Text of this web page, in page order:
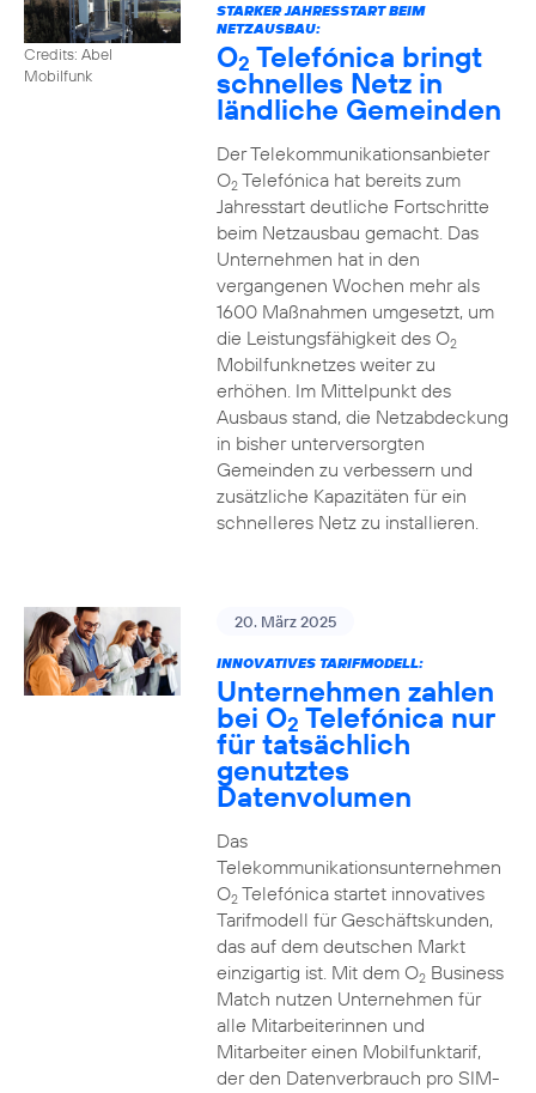
Credits: Abel
Mobilfunk
STARKER JAHRESSTART BEIM
NETZAUSBAU:
O2 Telefónica bringt
schnelles Netz in
ländliche Gemeinden
Der Telekommunikationsanbieter
O2Telefónica hat bereits zum
Jahresstart deutliche Fortschritte
beim Netzausbau gemacht. Das
Unternehmen hat in den
vergangenen Wochen mehr als
1600 Maßnahmen umgesetzt, um
die Leistungsfähigkeit des O2
Mobilfunknetzes weiter zu
erhöhen. Im Mittelpunkt des
Ausbaus stand, die Netzabdeckung
in bisher unterversorgten
Gemeinden zu verbessern und
zusätzliche Kapazitäten für ein
schnelleres Netz zu installieren.
20. März 2025
INNOVATIVES TARIFMODELL:
Unternehmen zahlen
bei O2 Telefónica nur
für tatsächlich
genutztes
Datenvolumen
Das
Telekommunikationsunternehmen
O2Telefónica startet innovatives
Tarifmodell für Geschäftskunden,
das auf dem deutschen Markt
einzigartig ist. Mit dem O2Business
Match nutzen Unternehmen für
alle Mitarbeiterinnen und
Mitarbeiter einen Mobilfunktarif,
der den Datenverbrauch pro SIM-